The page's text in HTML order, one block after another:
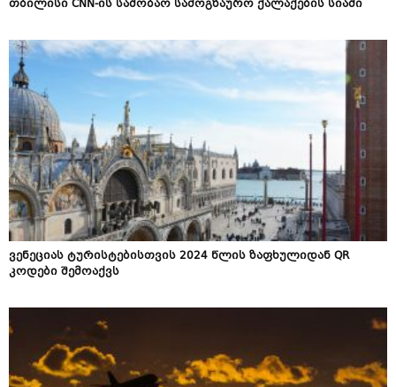
თბილისი CNN-ის საშობაო სამოგზაურო ქალაქების სიაში
ვენეციას ​​ტურისტებისთვის 2024 წლის ზაფხულიდან QR
კოდები შემოაქვს